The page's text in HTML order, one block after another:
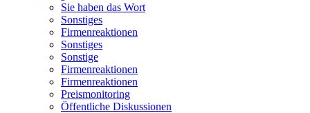
Sie haben das Wort
Sonstiges
Firmenreaktionen
Sonstiges
Sonstige
Firmenreaktionen
Firmenreaktionen
Preismonitoring
Öffentliche Diskussionen